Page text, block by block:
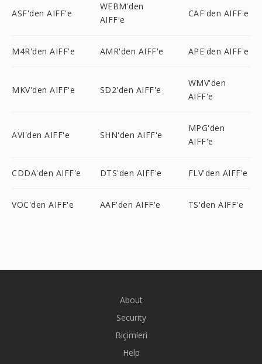
ASF'den AIFF'e
WEBM'den
AIFF'e
CAF'den AIFF'e
M4R'den AIFF'e AMR'den AIFF'e APE'den AIFF'e
MKV'den AIFF'e SD2'den AIFF'e
WMV'den
AIFF'e
AVI'den AIFF'e SHN'den AIFF'e
MPG'den
AIFF'e
CDDA'den AIFF'e DTS'den AIFF'e FLV'den AIFF'e
VOC'den AIFF'e AAF'den AIFF'e TS'den AIFF'e
About
Security
Biçimleri
Help